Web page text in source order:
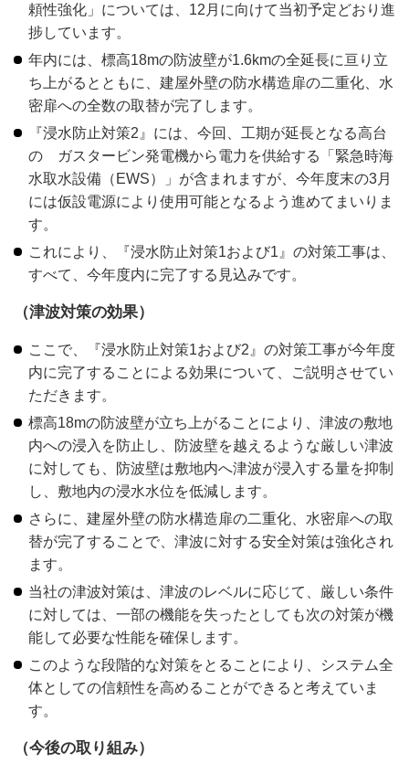
頼性強化」については、12月に向けて当初予定どおり進
捗しています。
年内には、標高18mの防波壁が1.6kmの全延長に亘り立
ち上がるとともに、建屋外壁の防水構造扉の二重化、水
密扉への全数の取替が完了します。
『浸水防止対策2』には、今回、工期が延長となる高台
の ガスタービン発電機から電力を供給する「緊急時海
水取水設備（EWS）」が含まれますが、今年度末の3月
には仮設電源により使用可能となるよう進めてまいりま
す。
これにより、『浸水防止対策1および1』の対策工事は、
すべて、今年度内に完了する見込みです。
（津波対策の効果）
ここで、『浸水防止対策1および2』の対策工事が今年度
内に完了することによる効果について、ご説明させてい
ただきます。
標高18mの防波壁が立ち上がることにより、津波の敷地
内への浸入を防止し、防波壁を越えるような厳しい津波
に対しても、防波壁は敷地内へ津波が浸入する量を抑制
し、敷地内の浸水水位を低減します。
さらに、建屋外壁の防水構造扉の二重化、水密扉への取
替が完了することで、津波に対する安全対策は強化され
ます。
当社の津波対策は、津波のレベルに応じて、厳しい条件
に対しては、一部の機能を失ったとしても次の対策が機
能して必要な性能を確保します。
このような段階的な対策をとることにより、システム全
体としての信頼性を高めることができると考えていま
す。
（今後の取り組み）